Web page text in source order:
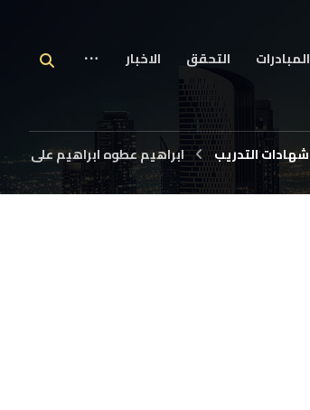
المبادرات التحقق الاخبار
شهادات التدريب ابراهيم عطوه ابراهيم على